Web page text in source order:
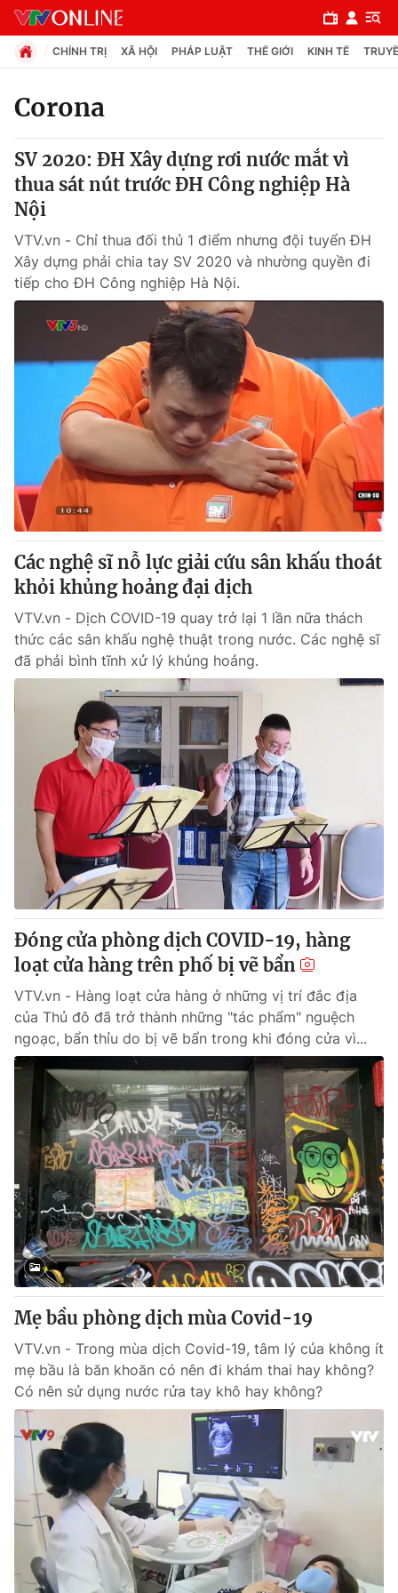
Chuyên mục
Chính trị
Pháp luật
Tin tức
Thế giới đó đây
Câu chuyện quốc tế
Kinh tế
Tài chính
Thị trường
Góc doanh nghiệp
Dữ liệu và đời sống
Truyền hình
Phim VTV
Hậu trường
Nhân vật
Khán giả
Giải sao mai
Giải trí
Điện ảnh
Âm nhạc
Sao
Đời sống
Du lịch
Làm đẹp
Chất lượng cuộc sống
Giáo dục
Tuyển sinh
Học trực tuyến
Công nghệ
Hitech Công nghệ tương lai
Sản phẩm
Thị trường
Tư vấn
Giao lưu trực tuyến
Lịch phát sóng
Chuyên mục khác
Emagazine Podcast
Photo Infographic
Video Shorts video
VTV Money VTV Thể thao
VTV Sức khoẻ Bất động sản
Thị trường 24h Tấm lòng Việt
VTV4 Vươn mình bằng AI
VTV9 VTV8
Liên hệ tòa soạn English
THỜI BÁO VTV
Theo dõi báo trên
Cơ quan chủ quản:Đài Truyền hình Việt Nam
Cơ quan báo chí:
Thời báo VTV
CHÍNH TRỊ XÃ HỘI PHÁP LUẬT THẾ GIỚI KINH TẾ
Corona
SV 2020: ĐH Xây dựng rơi nước mắt vì
thua sát nút trước ĐH Công nghiệp Hà
Nội
VTV.vn - Chỉ thua đối thủ 1 điểm nhưng đội tuyển ĐH
Xây dựng phải chia tay SV 2020 và nhường quyền đi
tiếp cho ĐH Công nghiệp Hà Nội.
Các nghệ sĩ nỗ lực giải cứu sân khấu thoát
khỏi khủng hoảng đại dịch
VTV.vn - Dịch COVID-19 quay trở lại 1 lần nữa thách
thức các sân khấu nghệ thuật trong nước. Các nghệ sĩ
đã phải bình tĩnh xử lý khủng hoảng.
Đóng cửa phòng dịch COVID-19, hàng
loạt cửa hàng trên phố bị vẽ bẩn
VTV.vn - Hàng loạt cửa hàng ở những vị trí đắc địa
của Thủ đô đã trở thành những "tác phẩm" nguệch
ngoạc, bẩn thỉu do bị vẽ bẩn trong khi đóng cửa vì...
Mẹ bầu phòng dịch mùa Covid-19
VTV.vn - Trong mùa dịch Covid-19, tâm lý của không ít
mẹ bầu là băn khoăn có nên đi khám thai hay không?
Có nên sử dụng nước rửa tay khô hay không?